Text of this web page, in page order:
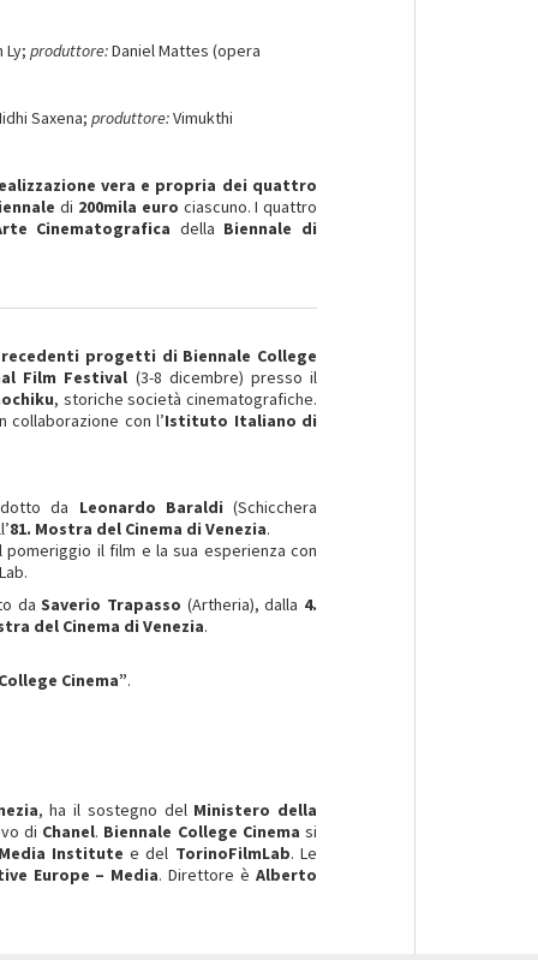
Ly;produttore:Daniel Mattes (opera
Saxena;produttore:Vimukthi
vera e propria dei quattro
di 200mila euro ciascuno. I quattro
Cinematografica della Biennale di
progetti di Biennale College
Film Festival (3-8 dicembre) presso il
, storiche società cinematografiche.
collaborazione con l’Istituto Italiano di
da Leonardo Baraldi (Schicchera
81. Mostra del Cinema di Venezia.
il film e la sua esperienza con
daSaverio Trapasso (Artheria), dalla 4.
del Cinema di Venezia.
Cinema”.
, ha il sostegno del Ministero della
di Chanel. Biennale College Cinemasi
Institutee del TorinoFilmLab. Le
Europe – Media. Direttore èAlberto